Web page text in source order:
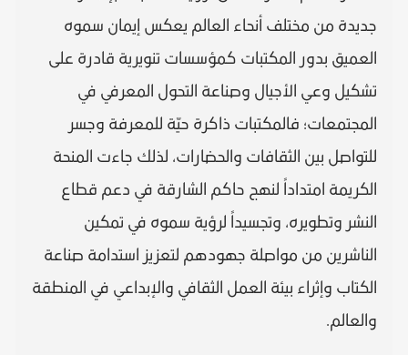
جديدة من مختلف أنحاء العالم يعكس إيمان سموه
العميق بدور المكتبات كمؤسسات تنويرية قادرة على
تشكيل وعي الأجيال وصناعة التحول المعرفي في
المجتمعات؛ فالمكتبات ذاكرة حيّة للمعرفة وجسر
للتواصل بين الثقافات والحضارات، لذلك جاءت المنحة
الكريمة امتداداً لنهج حاكم الشارقة في دعم قطاع
النشر وتطويره، وتجسيداً لرؤية سموه في تمكين
الناشرين من مواصلة جهودهم لتعزيز استدامة صناعة
الكتاب وإثراء بيئة العمل الثقافي والإبداعي في المنطقة
والعالم.